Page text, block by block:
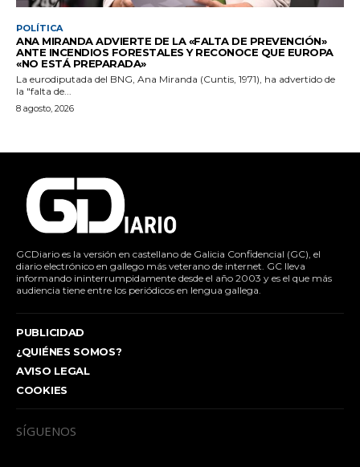
POLÍTICA
ANA MIRANDA ADVIERTE DE LA «FALTA DE PREVENCIÓN»
ANTE INCENDIOS FORESTALES Y RECONOCE QUE EUROPA
«NO ESTÁ PREPARADA»
La eurodiputada del BNG, Ana Miranda (Cuntis, 1971), ha advertido de
la "falta de...
8 agosto, 2026
GCDiario es la versión en castellano de Galicia Confidencial (GC), el
diario electrónico en gallego más veterano de internet. GC lleva
informando ininterrumpidamente desde el año 2003 y es el que más
audiencia tiene entre los periódicos en lengua gallega.
PUBLICIDAD
¿QUIÉNES SOMOS?
AVISO LEGAL
COOKIES
SÍGUENOS